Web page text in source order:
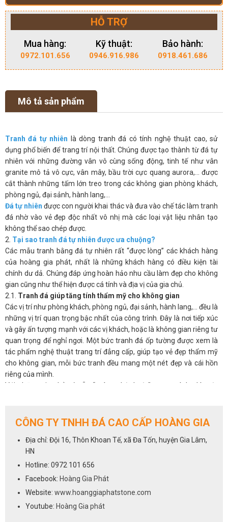
HỖ TRỢ
Mua hàng:
0972.101.656
Kỹ thuật:
0946.916.986
Bảo hành:
0918.461.686
Mô tả sản phẩm
Tranh đá tự nhiên là dòng tranh đá có tính nghệ thuật cao, sử
dụng phổ biến để trang trí nội thất. Chúng được tạo thành từ đá tự
nhiên với những đường vân vô cùng sống động, tinh tế như vân
granite mô tả vô cực, vân mây, bầu trời cực quang aurora,… được
cắt thành những tấm lớn treo trong các không gian phòng khách,
phòng ngủ, đại sảnh, hành lang,…
Đá tự nhiên được con người khai thác và đưa vào chế tác làm tranh
đá nhờ vào vẻ đẹp độc nhất vô nhị mà các loại vật liệu nhân tạo
không thể sao chép được.
2. Tại sao tranh đá tự nhiên được ưa chuộng?
Các mẫu tranh bằng đá tự nhiên rất “được lòng” các khách hàng
của hoàng gia phát, nhất là những khách hàng có điều kiện tài
chính dư dả. Chúng đáp ứng hoàn hảo nhu cầu làm đẹp cho không
gian cũng như thể hiện được cá tính và địa vị của gia chủ.
2.1. Tranh đá giúp tăng tính thẩm mỹ cho không gian
Các vị trí như phòng khách, phòng ngủ, đại sảnh, hành lang,… đều là
những vị trí quan trọng bậc nhất của công trình. Đây là nơi tiếp xúc
và gây ấn tượng mạnh với các vị khách, hoặc là không gian riêng tư
quan trọng để nghỉ ngơi. Một bức tranh đá ốp tường được xem là
tác phẩm nghệ thuật trang trí đẳng cấp, giúp tạo vẻ đẹp thẩm mỹ
cho không gian, mỗi bức tranh đều mang một nét đẹp và cái hồn
riêng của mình.
Với những gia chủ có sẵn “máu nghệ thuật” trong mình, thì một
2.2.Tranh đá giúp điều hòa phong thủy cho phòng khách
nghĩa phong thủy, có thể tác động đến âm dương ngũ hành và làm
thay đổi vận khí trong nhà. Được hình thành hoàn toàn từ tự nhiên,
nên có tác dụng tạo không gian thoáng đãng, mở rộng tầm nhìn,
đem đến nguồn năng lượng tích cực, an nhiên cho các thành viên
Người ta quan niệm, khi chọn tranh đá tự nhiên có màu sắc hợp với
mệnh còn mang đến may mắn, tài lộc, hóa giải những xui xẻo, giúp
CÔNG TY TNHH ĐÁ CAO CẤP HOÀNG GIA
Địa chỉ: Đội 16, Thôn Khoan Tế, xã Đa Tốn, huyện Gia Lâm,
HN
Hotline: 0972 101 656
Facebook: Hoàng Gia Phát
Website: www.hoanggiaphatstone.com
Youtube: Hoàng Gia phát